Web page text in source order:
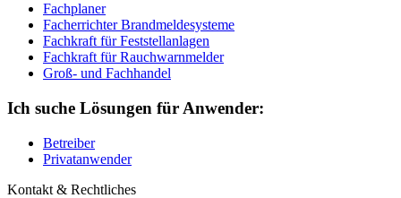
Fachplaner
Facherrichter Brandmeldesysteme
Fachkraft für Feststellanlagen
Fachkraft für Rauchwarnmelder
Groß- und Fachhandel
Ich suche Lösungen für Anwender:
Betreiber
Privatanwender
Kontakt & Rechtliches